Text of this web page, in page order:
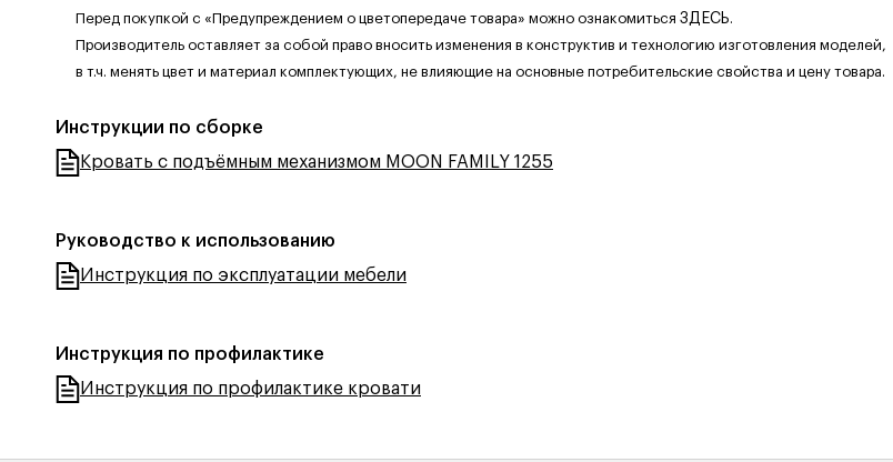
Перед покупкой с «Предупреждением о цветопередаче товара» можно ознакомиться ЗДЕСЬ.
Производитель оставляет за собой право вносить изменения в конструктив и технологию изготовления моделей,
в т.ч. менять цвет и материал комплектующих, не влияющие на основные потребительские свойства и цену товара.
Инструкции по сборке
Кровать с подъёмным механизмом MOON FAMILY 1255
Руководство к использованию
Инструкция по эксплуатации мебели
Инструкция по профилактике
Инструкция по профилактике кровати